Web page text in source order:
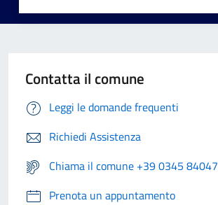
Contatta il comune
Leggi le domande frequenti
Richiedi Assistenza
Chiama il comune +39 0345 84047
Prenota un appuntamento